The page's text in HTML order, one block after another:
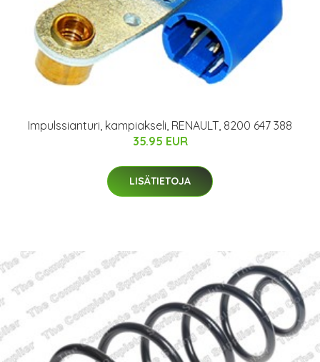
Impulssianturi, kampiakseli, RENAULT, 8200 647 388
35.95 EUR
LISÄTIETOJA